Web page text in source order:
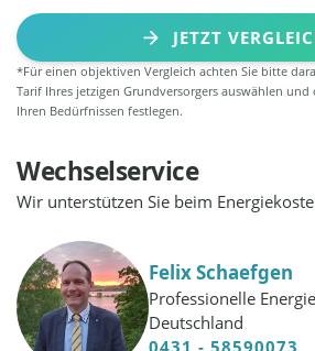
JETZT
*Für einen objektiven Vergleich achten Sie bitte
Tarif Ihres jetzigen Grundversorgers auswählen und
Ihren Bedürfnissen festlegen.
Wechselservice
Wir unterstützen Sie beim
Felix Schaefgen
Professionelle
Deutschland